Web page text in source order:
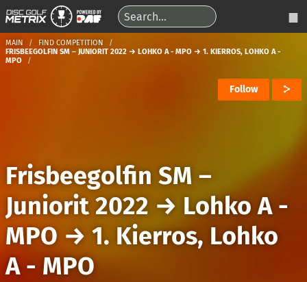
MAIN
FIND COMPETITION
FRISBEEGOLFIN SM – JUNIORIT 2022 → LOHKO A - MPO → 1. KIERROS, LOHKO A -
MPO
Follow
Frisbeegolfin SM –
Juniorit 2022 → Lohko A -
MPO → 1. Kierros, Lohko
A - MPO